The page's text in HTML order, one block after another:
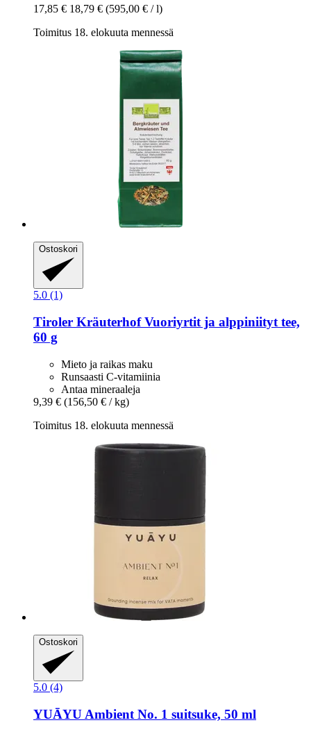
17,85 € 18,79 € (595,00 € / l)
Toimitus 18. elokuuta mennessä
Ostoskori
5.0 (1)
Tiroler KräuterhofVuoriyrtit ja alppiniityt tee,
60 g
Mieto ja raikas maku
Runsaasti C-vitamiinia
Antaa mineraaleja
9,39 € (156,50 € / kg)
Toimitus 18. elokuuta mennessä
Ostoskori
5.0 (4)
YUĀYU Ambient No. 1 suitsuke, 50 ml